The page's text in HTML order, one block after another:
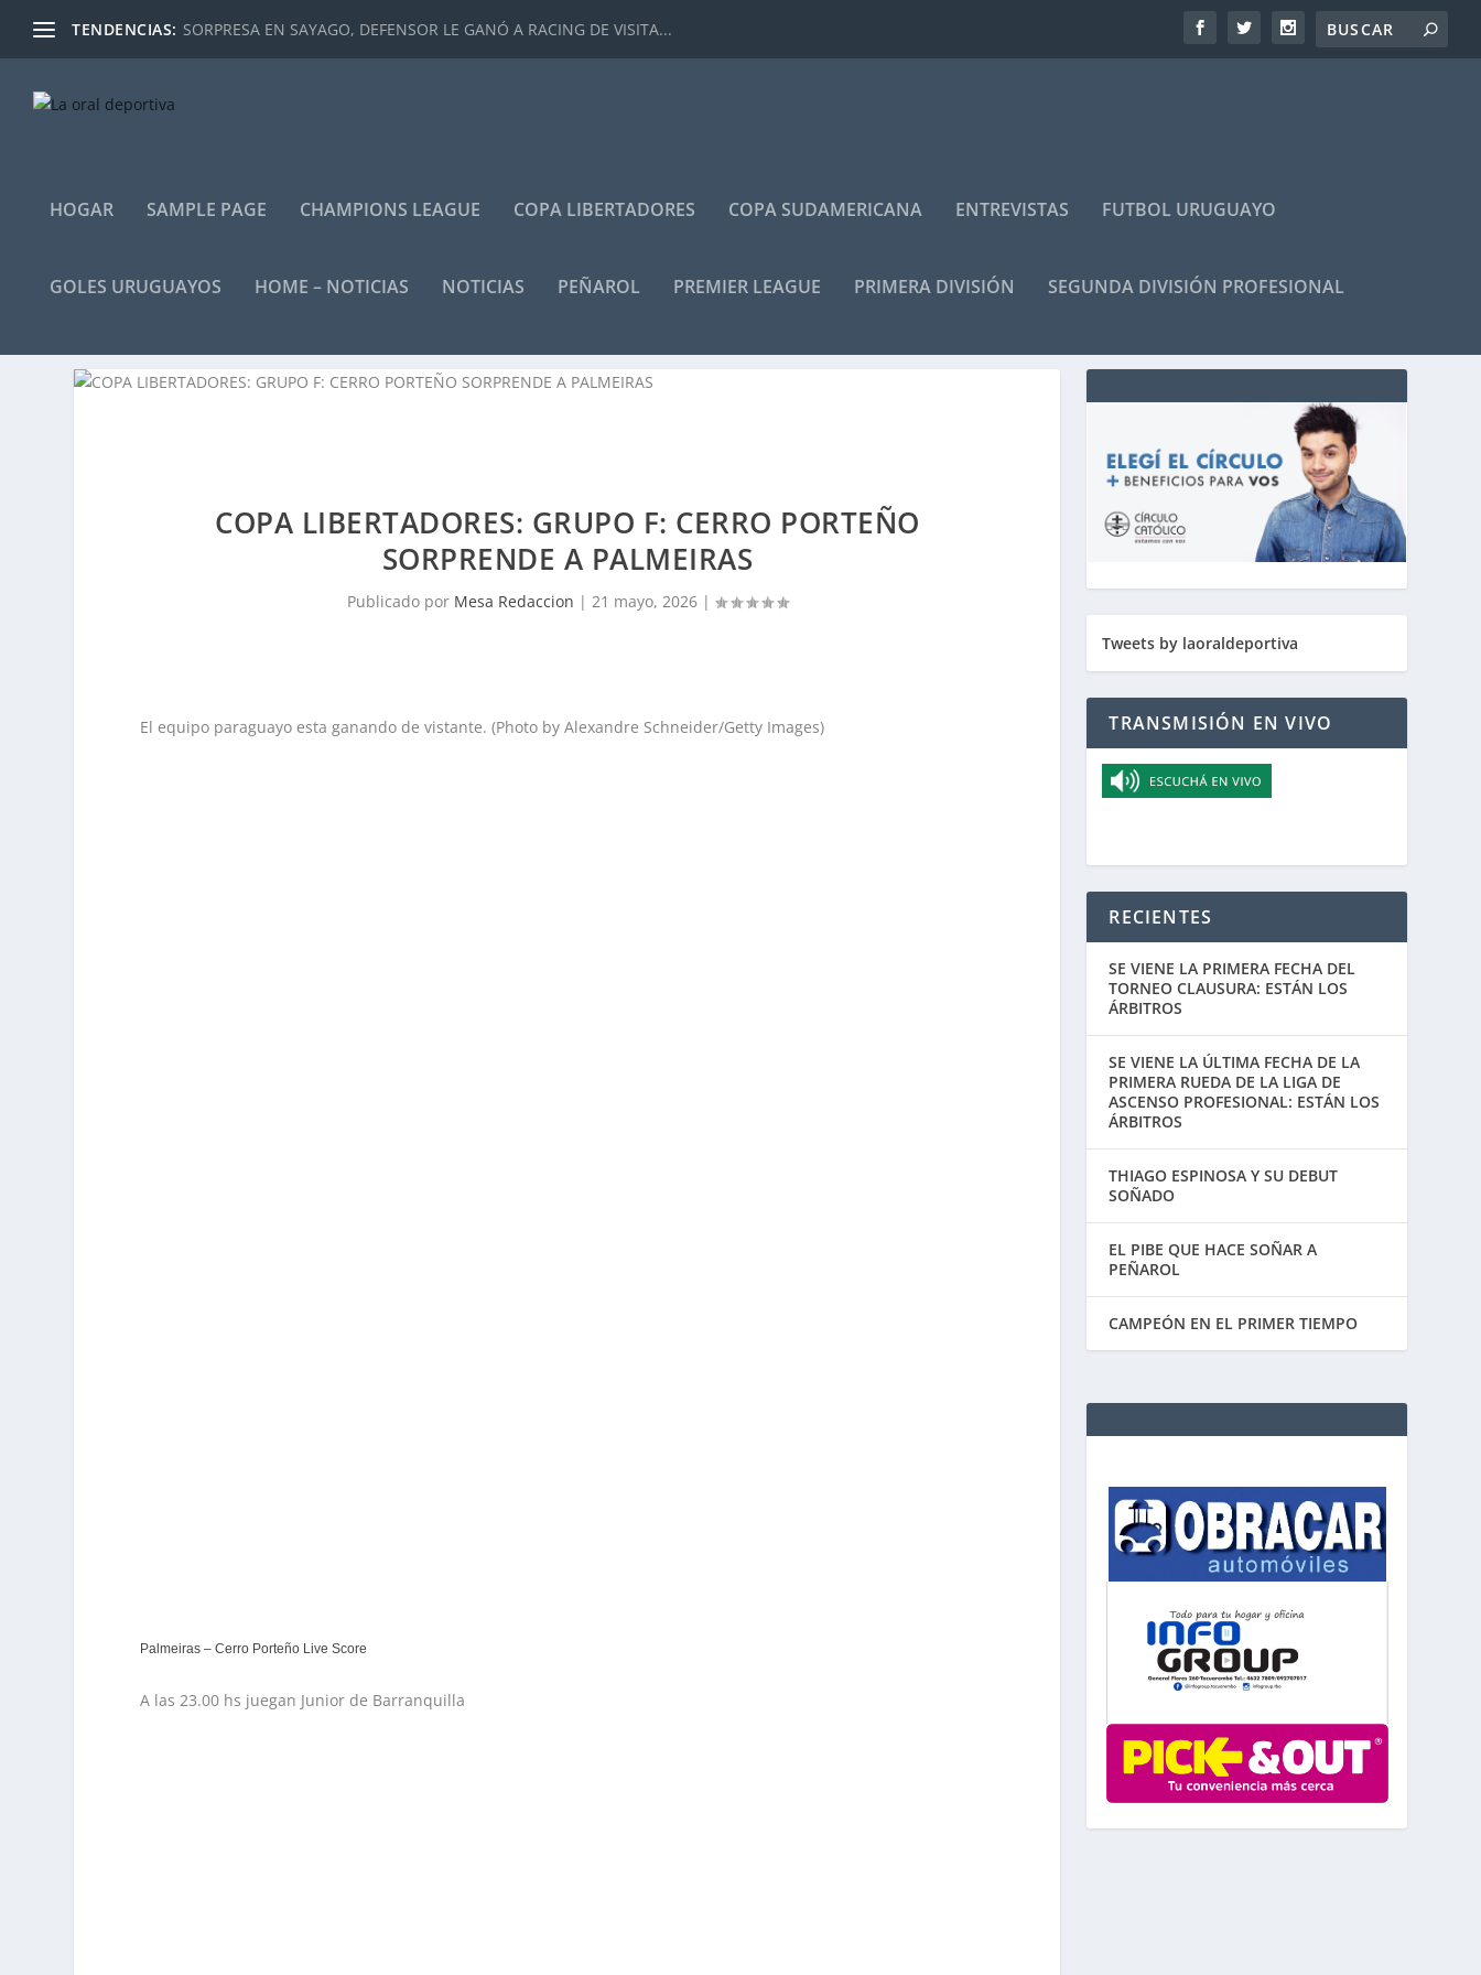
TENDENCIAS: SORPRESA EN SAYAGO, DEFENSOR LE GANÓ A RACING DE VISITA...
HOGAR SAMPLE PAGE CHAMPIONS LEAGUE COPA LIBERTADORES COPA SUDAMERICANA ENTREVISTAS FUTBOL URUGUAYO
GOLES URUGUAYOS HOME – NOTICIAS NOTICIAS PEÑAROL PREMIER LEAGUE PRIMERA DIVISIÓN SEGUNDA DIVISIÓN PROFESIONAL
COPA LIBERTADORES: GRUPO F: CERRO PORTEÑO
SORPRENDE A PALMEIRAS
Publicado por Mesa Redaccion | 21 mayo, 2026|
El equipo paraguayo esta ganando de vistante. (Photo by Alexandre Schneider/Getty Images)
Palmeiras – Cerro Porteño Live Score
A las 23.00 hs juegan Junior de Barranquilla
Tweets by laoraldeportiva
TRANSMISIÓN EN VIVO
RECIENTES
SE VIENE LA PRIMERA FECHA DEL
TORNEO CLAUSURA: ESTÁN LOS
ÁRBITROS
SE VIENE LA ÚLTIMA FECHA DE LA
PRIMERA RUEDA DE LA LIGA DE
ASCENSO PROFESIONAL: ESTÁN LOS
ÁRBITROS
THIAGO ESPINOSA Y SU DEBUT
SOÑADO
EL PIBE QUE HACE SOÑAR A
PEÑAROL
CAMPEÓN EN EL PRIMER TIEMPO